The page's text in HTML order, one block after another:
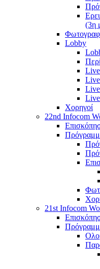
(3η
Lobby
Live
Χορηγοί
22nd Infocom
21st Infocom